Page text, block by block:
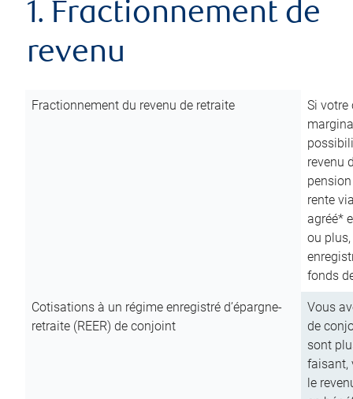
1. Fractionnement de
revenu
Fractionnement du revenu de retraite
Si votre
revenu
rente
agréé*
ou
fonds
Cotisations à un régime enregistré d’épargne-
retraite (REER) de conjoint
Vous
de
sont
faisant,
le